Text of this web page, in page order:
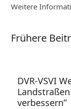
Weitere
Frühere
DVR-VSVI
verbessern”